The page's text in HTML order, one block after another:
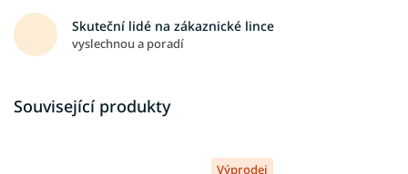
Skuteční lidé na zákaznické lince
vyslechnou a poradí
Související produkty
Výprodej